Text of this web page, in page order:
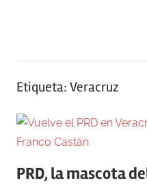
Etiqueta: Veracruz
PRD, la mascota